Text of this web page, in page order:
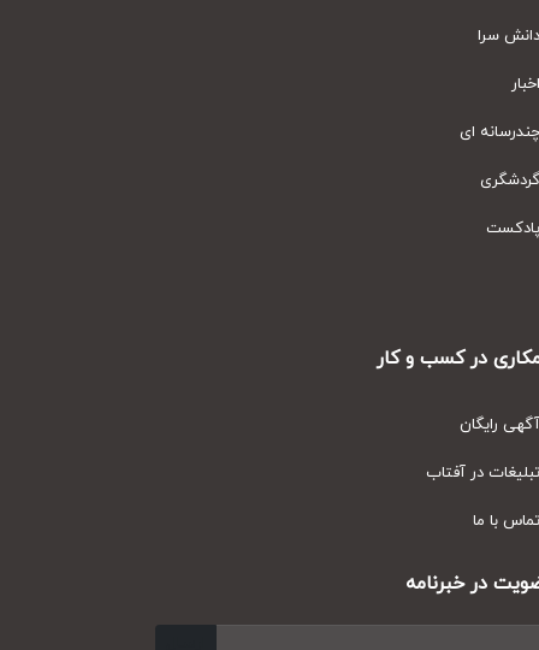
سرا
ای
در کسب و کار
رایگان
در آفتاب
با ما
در خبرنامه